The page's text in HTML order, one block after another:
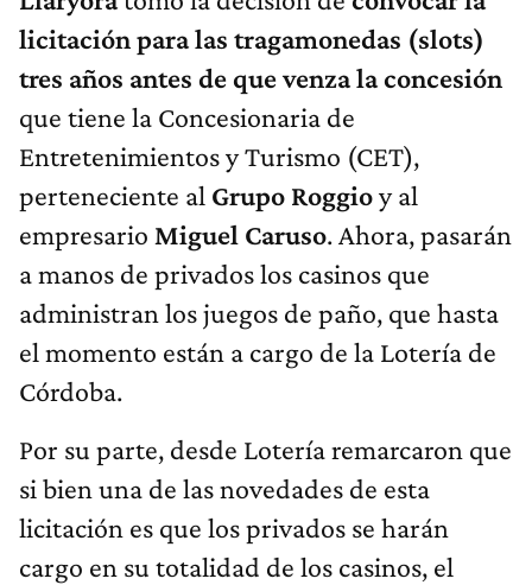
licitación para las tragamonedas (slots)
tres años antes de que venza la concesión
que tiene la Concesionaria de
Entretenimientos y Turismo (CET),
perteneciente al Grupo Roggioy al
empresario Miguel Caruso. Ahora, pasarán
a manos de privados los casinos que
administran los juegos de paño, que hasta
el momento están a cargo de la Lotería de
Córdoba.
Por su parte, desde Lotería remarcaron que
si bien una de las novedades de esta
licitación es que los privados se harán
cargo en su totalidad de los casinos, el